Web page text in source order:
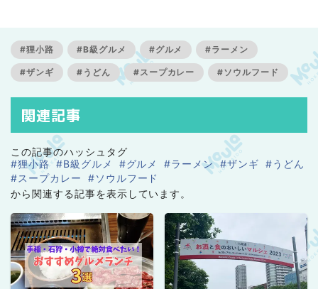
#狸小路 #B級グルメ #グルメ #ラーメン
#ザンギ #うどん #スープカレー #ソウルフード
関連記事
この記事のハッシュタグ
#狸小路 #B級グルメ #グルメ #ラーメン #ザンギ #うどん
#スープカレー
#ソウルフード
から関連する記事を表示しています。